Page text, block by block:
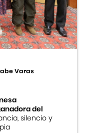
Varas
del
silencio y